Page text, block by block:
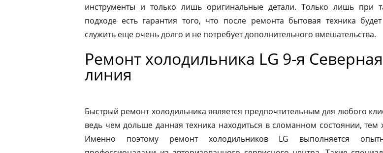
инструменты и только лишь оригинальные детали. Только лишь при
подходе есть гарантия того, что после ремонта бытовая техника
служить еще очень долго и не потребует дополнительного вмешательства.
Ремонт холодильника LG 9-я Северная
линия
Быстрый ремонт холодильника является предпочтительным для любого
ведь чем дольше данная техника находиться в сломанном состоянии, тем
Именно поэтому ремонт холодильников LG выполняется